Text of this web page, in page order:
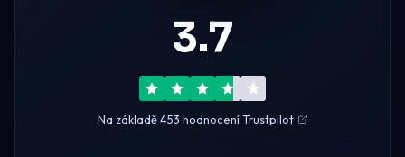
3.7
Na základě 453 hodnocení Trustpilot